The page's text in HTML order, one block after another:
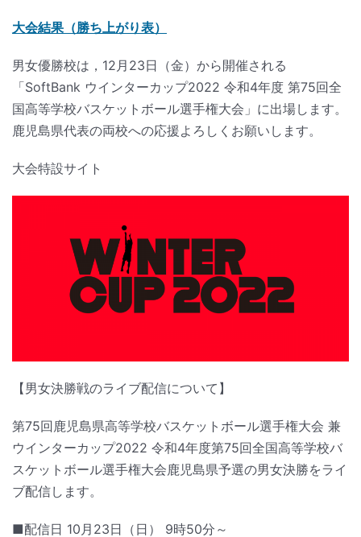
大会結果（勝ち上がり表）
男女優勝校は，12月23日（金）から開催される
「SoftBank ウインターカップ2022 令和4年度 第75回全
国高等学校バスケットボール選手権大会」に出場します。
鹿児島県代表の両校への応援よろしくお願いします。
大会特設サイト
【男女決勝戦のライブ配信について】
第75回鹿児島県高等学校バスケットボール選手権大会 兼
ウインターカップ2022 令和4年度第75回全国高等学校バ
スケットボール選手権大会鹿児島県予選の男女決勝をライ
ブ配信します。
■配信日 10月23日（日） 9時50分～